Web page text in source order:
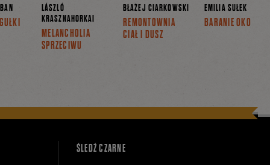
LÁSZLÓ
KRASZNAHORKAI
MELANCHOLIA
SPRZECIWU
BŁAŻEJ CIARKOWSKI
REMONTOWNIA
CIAŁ I DUSZ
EMILIA SUŁEK
BARANIE OKO
ŚLEDŹ CZARNE